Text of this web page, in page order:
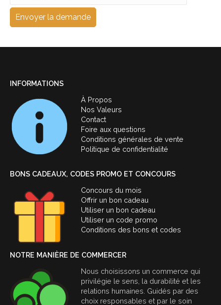
INFORMATIONS
À Propos
Nos Valeurs
Contact
Foire aux questions
Conditions générales de vente
Politique de confidentialité
BONS CADEAUX, CODES PROMO ET CONCOURS
Concours du mois
Offrir un bon cadeau
Utiliser un bon cadeau
Utiliser un code promo
Conditions des bons et codes
NOTRE MANIÈRE DE COMMERCER
Nous choisissons un commerce qui
privilégie le sens, la durabilité et les
relations humaines. Guidés par des
choix responsables et par le soin